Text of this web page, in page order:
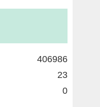
406986
23
0